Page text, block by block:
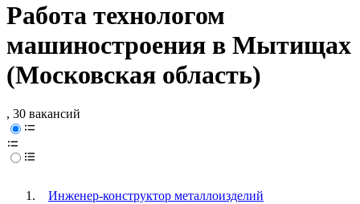
Работа технологом
машиностроения в Мытищах
(Московская область)
, 30 вакансий
Инженер-конструктор металлоизделий